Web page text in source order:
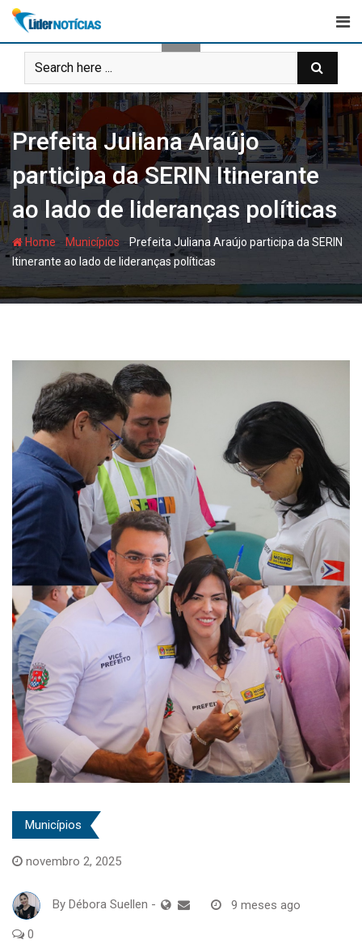
Skip
content
Prefeita Juliana Araújo
participa da SERIN Itinerante
ao lado de lideranças políticas
Home - Municípios - Prefeita Juliana Araújo participa da SERIN
Itinerante ao lado de lideranças políticas
Municípios
novembro 2, 2025
By Débora Suellen - 9 meses ago
0